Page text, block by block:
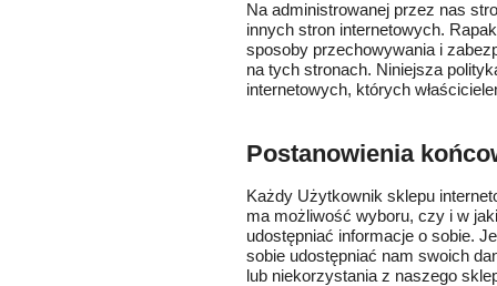
Na administrowanej przez nas
innych stron internetowych.
sposoby przechowywania i
na tych stronach. Niniejsza
internetowych, których
Postanowienia
Każdy Użytkownik sklepu
ma możliwość wyboru, czy i w
udostępniać informacje o sobie.
sobie udostępniać nam swoich
lub niekorzystania z naszego